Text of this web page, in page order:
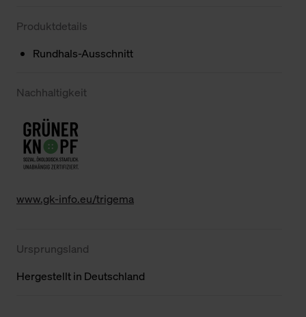
Produktdetails
Rundhals-Ausschnitt
Nachhaltigkeit
www.gk-info.eu/trigema
Ursprungsland
Hergestellt in Deutschland